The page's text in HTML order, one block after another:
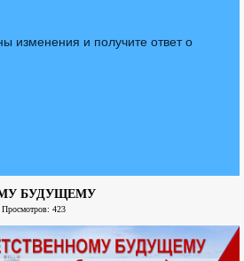
изменения и получите ответ о
БУДУЩЕМУ
Просмотров: 423